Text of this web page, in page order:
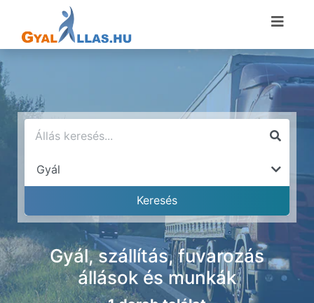
Gyál, szállítás, fuvarozás
állások és munkák